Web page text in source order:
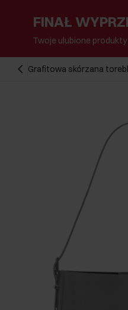
FINAŁ
Twoje ulubione
Grafitowa skórzana